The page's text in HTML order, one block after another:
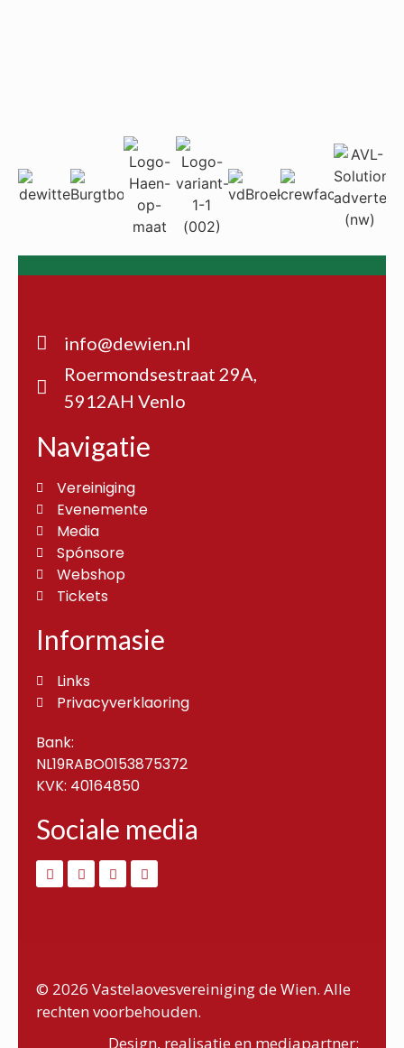
info@dewien.nl
Roermondsestraat 29A,
5912AH Venlo
Navigatie
Vereiniging
Evenemente
Media
Spónsore
Webshop
Tickets
Informasie
Links
Privacyverklaoring
Bank:
NL19RABO0153875372
KVK: 40164850
Sociale media
© 2026 Vastelaovesvereiniging de Wien. Alle
rechten voorbehouden.
Design, realisatie en mediapartner: